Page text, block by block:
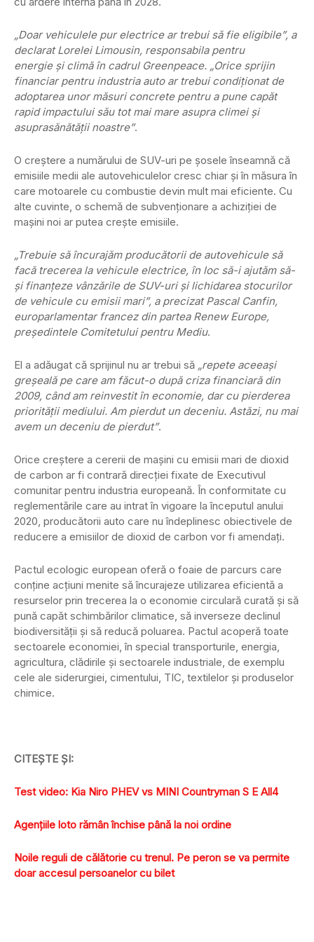
„Doar vehiculele pur electrice ar trebui să fie eligibile”, a
declarat Lorelei Limousin, responsabila pentru
energie şi climă în cadrul Greenpeace. „Orice sprijin
financiar pentru industria auto ar trebui condiţionat de
adoptarea unor măsuri concrete pentru a pune capăt
rapid impactului său tot mai mare asupra climei şi
asuprasănătăţii noastre”.
O creştere a numărului de SUV-uri pe şosele înseamnă că
emisiile medii ale autovehiculelor cresc chiar şi în măsura în
care motoarele cu combustie devin mult mai eficiente. Cu
alte cuvinte, o schemă de subvenţionare a achiziţiei de
maşini noi ar putea creşte emisiile.
„Trebuie să încurajăm producătorii de autovehicule să
facă trecerea la vehicule electrice, în loc să-i ajutăm să-
şi finanţeze vânzările de SUV-uri şi lichidarea stocurilor
de vehicule cu emisii mari”, a precizat Pascal Canfin,
europarlamentar francez din partea Renew Europe,
preşedintele Comitetului pentru Mediu.
El a adăugat că sprijinul nu ar trebui să „repete aceeaşi
greşeală pe care am făcut-o după criza financiară din
2009, când am reinvestit în economie, dar cu pierderea
priorităţii mediului. Am pierdut un deceniu. Astăzi, nu mai
avem un deceniu de pierdut”.
Orice creştere a cererii de maşini cu emisii mari de dioxid
de carbon ar fi contrară direcţiei fixate de Executivul
comunitar pentru industria europeană. În conformitate cu
reglementările care au intrat în vigoare la începutul anului
2020, producătorii auto care nu îndeplinesc obiectivele de
reducere a emisiilor de dioxid de carbon vor fi amendaţi.
Pactul ecologic european oferă o foaie de parcurs care
conţine acţiuni menite să încurajeze utilizarea eficientă a
resurselor prin trecerea la o economie circulară curată şi să
pună capăt schimbărilor climatice, să inverseze declinul
biodiversităţii şi să reducă poluarea. Pactul acoperă toate
sectoarele economiei, în special transporturile, energia,
agricultura, clădirile şi sectoarele industriale, de exemplu
cele ale siderurgiei, cimentului, TIC, textilelor şi produselor
chimice.
CITEŞTE ŞI:
Test video: Kia Niro PHEV vs MINI Countryman S E All4
Agențiile loto rămân închise până la noi ordine
Noile reguli de călătorie cu trenul. Pe peron se va permite
doar accesul persoanelor cu bilet